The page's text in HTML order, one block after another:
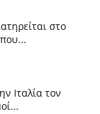
στο
Ιταλία τον